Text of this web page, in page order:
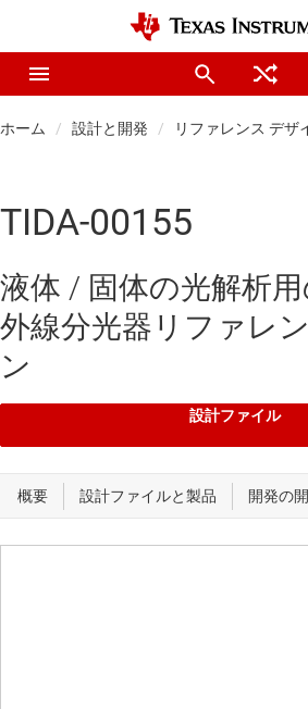
ホーム 設計と開発 リファレンス デザ
TIDA-00155
液体 / 固体の光解析用
外線分光器リファレ
ン
設計ファイル